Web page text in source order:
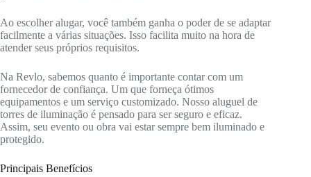
Ao escolher alugar, você também ganha o poder de se adaptar
facilmente a várias situações. Isso facilita muito na hora de
atender seus próprios requisitos.
Na Revlo, sabemos quanto é importante contar com um
fornecedor de confiança. Um que forneça ótimos
equipamentos e um serviço customizado. Nosso aluguel de
torres de iluminação é pensado para ser seguro e eficaz.
Assim, seu evento ou obra vai estar sempre bem iluminado e
protegido.
Principais Benefícios